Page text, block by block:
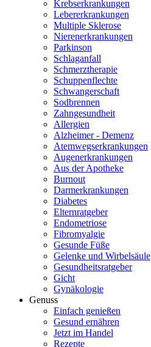
Krebserkrankungen
Lebererkrankungen
Multiple Sklerose
Nierenerkrankungen
Parkinson
Schlaganfall
Schmerztherapie
Schuppenflechte
Schwangerschaft
Sodbrennen
Zahngesundheit
Allergien
Alzheimer - Demenz
Atemwegserkrankungen
Augenerkrankungen
Aus der Apotheke
Burnout
Darmerkrankungen
Diabetes
Elternratgeber
Endometriose
Fibromyalgie
Gesunde Füße
Gelenke und Wirbelsäule
Gesundheitsratgeber
Gicht
Gynäkologie
Genuss
Einfach genießen
Gesund ernähren
Jetzt im Handel
Rezepte